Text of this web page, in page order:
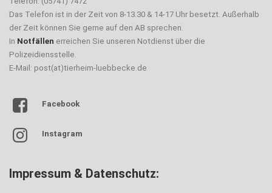
Das Telefon ist in der Zeit von 8-13.30 & 14-17 Uhr besetzt. Außerhalb
der Zeit können Sie gerne auf den AB sprechen.
In Notfällen erreichen Sie unseren Notdienst über die
Polizeidiensstelle.
E-Mail: post(at)tierheim-luebbecke.de
Facebook
Instagram
Impressum & Datenschutz: